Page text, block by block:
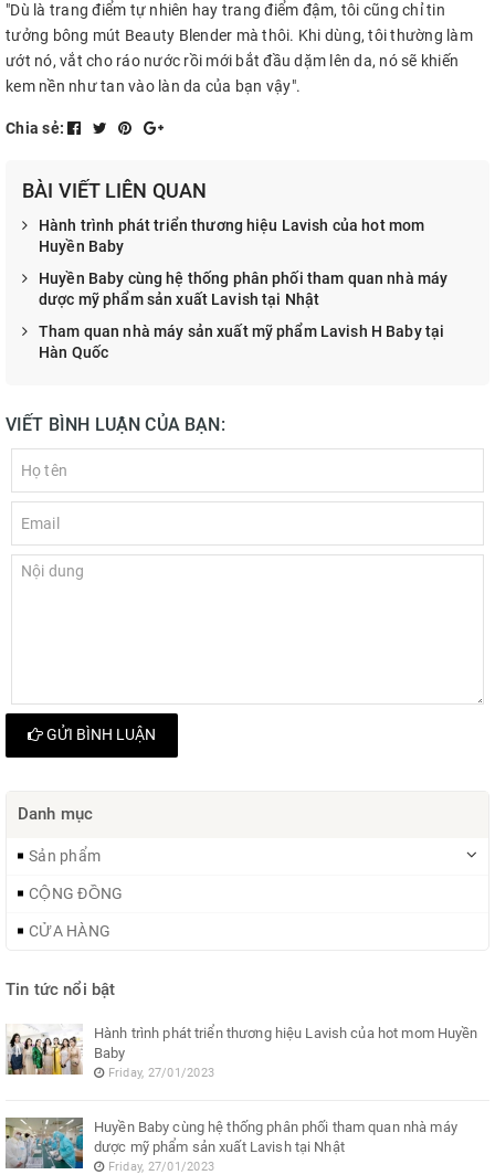
"Dù là trang điểm tự nhiên hay trang điểm đậm, tôi cũng chỉ tin
tưởng bông mút Beauty Blender mà thôi. Khi dùng, tôi thường làm
ướt nó, vắt cho ráo nước rồi mới bắt đầu dặm lên da, nó sẽ khiến
kem nền như tan vào làn da của bạn vậy".
Chia sẻ:
BÀI VIẾT LIÊN QUAN
Hành trình phát triển thương hiệu Lavish của hot mom
Huyền Baby
Huyền Baby cùng hệ thống phân phối tham quan nhà máy
dược mỹ phẩm sản xuất Lavish tại Nhật
Tham quan nhà máy sản xuất mỹ phẩm Lavish H Baby tại
Hàn Quốc
VIẾT BÌNH LUẬN CỦA BẠN:
GỬI BÌNH LUẬN
Danh mục
Sản phẩm
CỘNG ĐỒNG
CỬA HÀNG
Tin tức nổi bật
Hành trình phát triển thương hiệu Lavish của hot mom Huyền
Baby
Friday, 27/01/2023
Huyền Baby cùng hệ thống phân phối tham quan nhà máy
dược mỹ phẩm sản xuất Lavish tại Nhật
Friday, 27/01/2023